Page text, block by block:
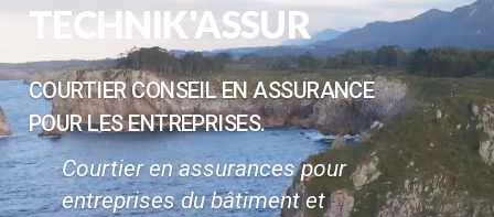
TECHNIK'ASSUR
COURTIER CONSEIL EN ASSURANCE
POUR LES ENTREPRISES.
Courtier en assurances pour
entreprises du bâtiment et